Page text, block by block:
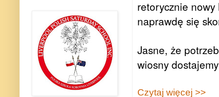
retorycznie
naprawdę się
Jasne, że
wiosny
Czytaj więcej >>